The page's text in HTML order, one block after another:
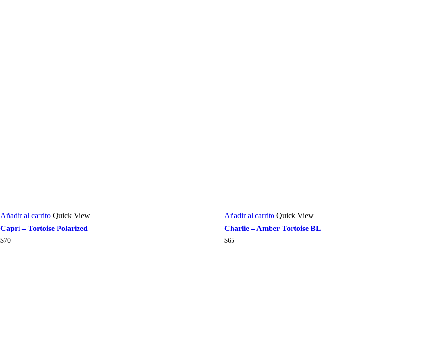
Añadir al carrito Quick View
Capri – Tortoise Polarized
$70
Añadir al carrito Quick View
Charlie – Amber Tortoise BL
$65